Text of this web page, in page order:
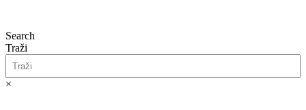
Search
Traži
×